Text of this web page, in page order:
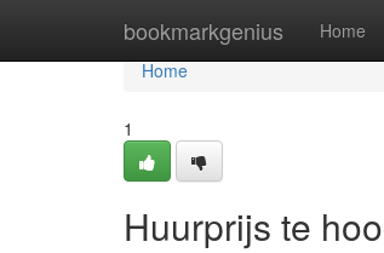
bookmarkgenius Home
Home
Home
1
Huurprijs te